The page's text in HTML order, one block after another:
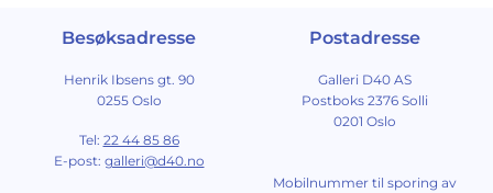
Besøksadresse
Henrik Ibsens gt. 90
0255 Oslo
Tel: 22 44 85 86
E-post: galleri@d40.no
Postadresse
Galleri D40 AS
Postboks 2376 Solli
0201 Oslo
Mobilnummer til sporing av